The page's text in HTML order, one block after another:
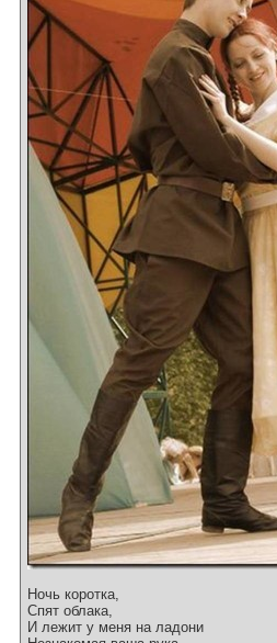
Ночь коротка,
Спят облака,
И лежит у меня на ладони